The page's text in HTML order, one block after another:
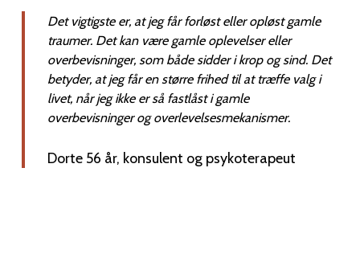
Det vigtigste er, at jeg får forløst eller opløst gamle
traumer. Det kan være gamle oplevelser eller
overbevisninger, som både sidder i krop og sind. Det
betyder, at jeg får en større frihed til at træffe valg i
livet, når jeg ikke er så fastlåst i gamle
overbevisninger og overlevelsesmekanismer.
Dorte 56 år, konsulent og psykoterapeut